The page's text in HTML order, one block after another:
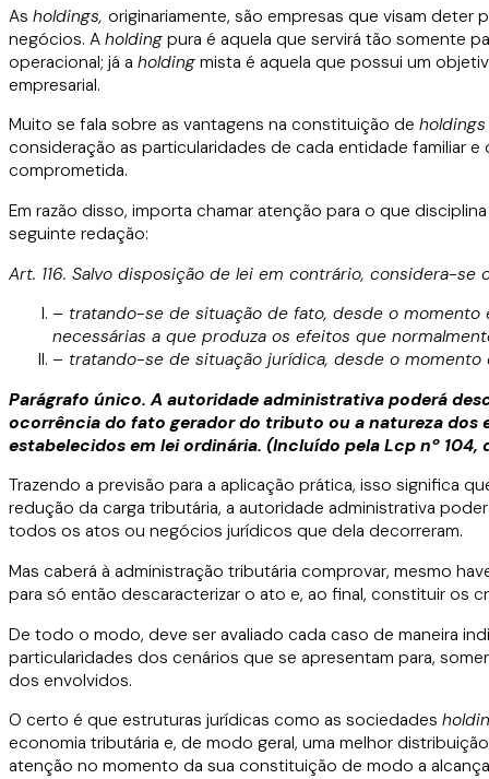
As holdings, originariamente, são empresas que visam
negócios. Aholdingpura é aquela que servirá tão somente
operacional; já a holdingmista é aquela que possui um
empresarial.
Muito se fala sobre as vantagens na constituição de holdings
consideração as particularidades de cada entidade familiar
comprometida.
Em razão disso, importa chamar atenção para o que
seguinte redação:
Art. 116. Salvo disposição de lei em contrário, considera-
– tratando-se de situação de fato, desde o
necessárias a que produza os efeitos que
– tratando-se de situação jurídica, desde o
Parágrafo único. A autoridade administrativa poderá
ocorrência do fato gerador do tributo ou a natureza
estabelecidos em lei ordinária. (Incluído pela Lcp nº 104,
Trazendo a previsão para a aplicação prática, isso significa
redução da carga tributária, a autoridade administrativa
todos os atos ou negócios jurídicos que dela decorreram.
Mas caberá à administração tributária comprovar, mesmo
para só então descaracterizar o ato e, ao final, constituir
De todo o modo, deve ser avaliado cada caso de maneira
particularidades dos cenários que se apresentam para,
dos envolvidos.
O certo é que estruturas jurídicas como as sociedades
economia tributária e, de modo geral, uma melhor
atenção no momento da sua constituição de modo a